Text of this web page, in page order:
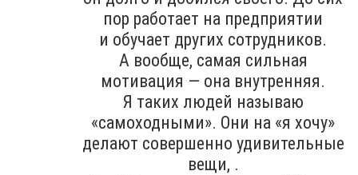
пор работает на предприятии
и обучает других сотрудников.
А вообще, самая сильная
мотивация — она внутренняя.
Я таких людей называю
«самоходными». Они на «я хочу»
делают совершенно удивительные
вещи, .